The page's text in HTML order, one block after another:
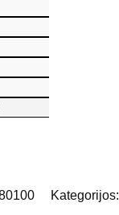
Kategorijos: